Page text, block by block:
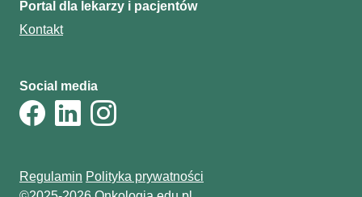
Portal dla lekarzy i pacjentów
Kontakt
Social media
Regulamin Polityka prywatności